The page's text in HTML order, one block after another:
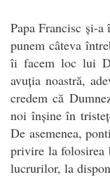
Papa Francisc și-a
punem câteva
îi facem loc lui
avuția noastră,
credem că
noi înșine în
De asemenea,
privire la folosirea
lucrurilor, la